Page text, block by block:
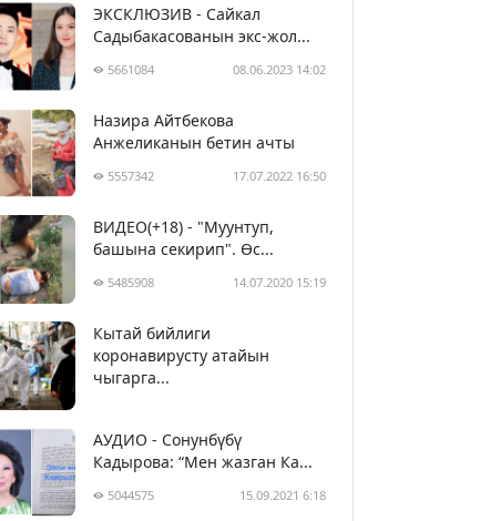
ЭКСКЛЮЗИВ - Сайкал
Садыбакасованын экс-жол...
5661084 08.06.2023 14:02
Назира Айтбекова
Анжеликанын бетин ачты
5557342 17.07.2022 16:50
ВИДЕО(+18) - "Муунтуп,
башына секирип". Өс...
5485908 14.07.2020 15:19
Кытай бийлиги
коронавирусту атайын
чыгарга...
АУДИО - Сонунбүбү
Кадырова: “Мен жазган Ка...
5044575 15.09.2021 6:18